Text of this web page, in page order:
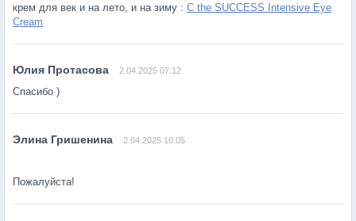
крем для век и на лето, и на зиму : C the SUCCESS Intensive Eye
Cream
2.04.2025 07:12
Спасибо )
2.04.2025 10:05
Пожалуйста!